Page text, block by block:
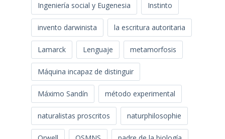
Ingeniería social y Eugenesia Instinto
invento darwinista la escritura autoritaria
Lamarck Lenguaje metamorfosis
Máquina incapaz de distinguir
Máximo Sandín método experimental
naturalistas proscritos naturphilosophie